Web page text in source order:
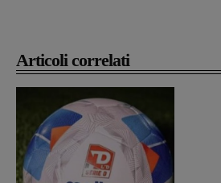
Articoli correlati